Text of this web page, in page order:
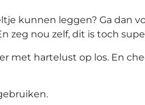
kunnen leggen? Ga dan
zeg nou zelf, dit is toch
met hartelust op los. En